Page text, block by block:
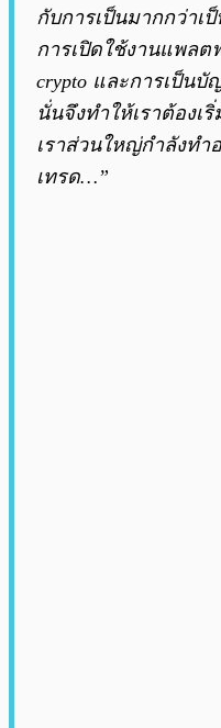
กับการเป็นมากกว่า
การเปิดใช้งานแพลต
crypto และการเป็น
นั่นจึงทำให้เราต้องเ
เราส่วนใหญ่กำลังทำ
เทรด…”